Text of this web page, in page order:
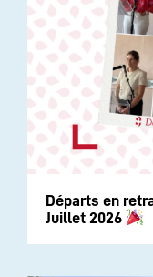
Départs en
Juillet 2026